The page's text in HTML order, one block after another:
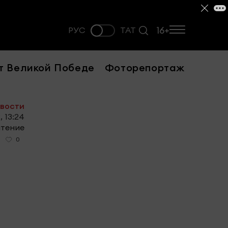
РУС ТАТ 16+
Великой Победе Фоторепортаж
13:24
0